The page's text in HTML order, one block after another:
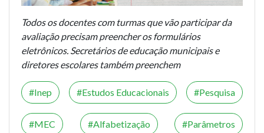
Todos os docentes com turmas que vão participar da
avaliação precisam preencher os formulários
eletrônicos. Secretários de educação municipais e
diretores escolares também preenchem
Inep Estudos Educacionais Pesquisa
MEC Alfabetização Parâmetros